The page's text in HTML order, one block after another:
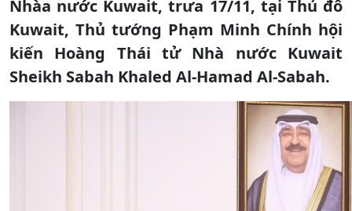
Nhàa nước Kuwait, trưa 17/11, tại Thủ đô
Kuwait, Thủ tướng Phạm Minh Chính hội
kiến Hoàng Thái tử Nhà nước Kuwait
Sheikh Sabah Khaled Al-Hamad Al-Sabah.